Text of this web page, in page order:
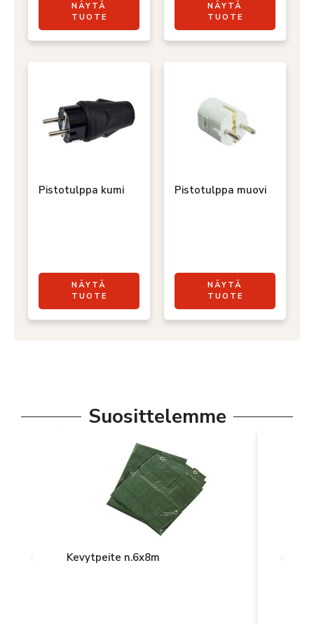
NÄYTÄ
TUOTE
NÄYTÄ
TUOTE
Pistotulppa kumi
NÄYTÄ
TUOTE
Pistotulppa muovi
NÄYTÄ
TUOTE
Suosittelemme
Kevytpeite n.6x8m